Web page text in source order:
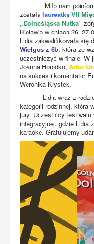
Miło nam
została laureatką VII
„Dolnośląska Nutka”
Bielawie w dniach 26-
Lidia zakwalifikowała się
Wielgos z 8b, która ze
uczestniczyć w finale. W
Joanna Horodko, Artur
na sukces i komentator
Weronika Krystek.
Lidia wraz z
kategorii rodzinnej, która
jury. Uczestnicy festiwalu
integracyjnej, gdzie Lidia
karaoke. Gratulujemy